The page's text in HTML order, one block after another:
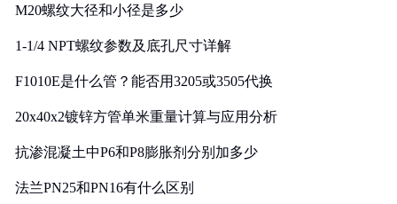
M20螺纹大径和小径是多少
1-1/4 NPT螺纹参数及底孔尺寸详解
F1010E是什么管？能否用3205或3505代换
20x40x2镀锌方管单米重量计算与应用分析
抗渗混凝土中P6和P8膨胀剂分别加多少
法兰PN25和PN16有什么区别